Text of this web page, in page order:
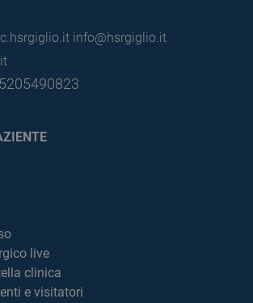
info@hsrgiglio.it
live
clinica
e visitatori